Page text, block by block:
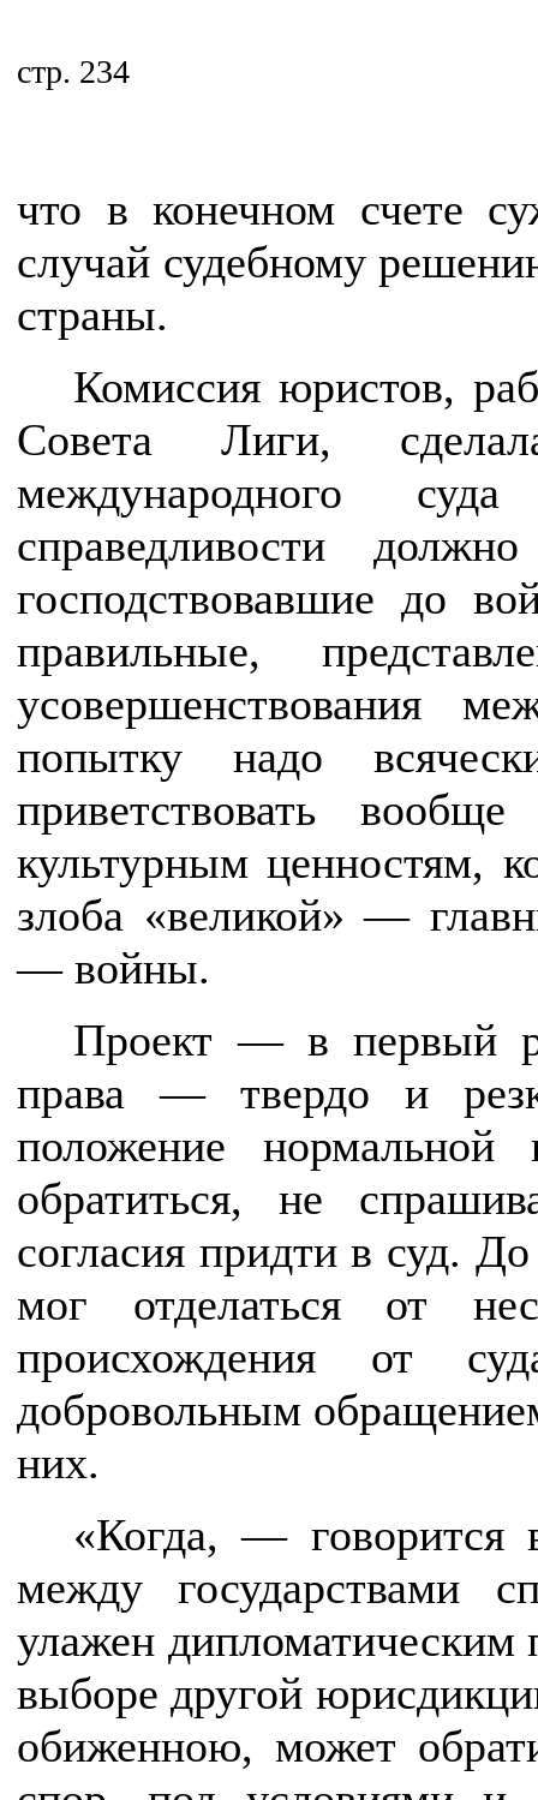
стр. 234
что в конечном счете
случай судебному
страны.
Комиссия юристов,
Совета Лиги,
международного
справедливости
господствовавшие до
правильные,
усовершенствования
попытку надо
приветствовать
культурным ценностям,
злоба «великой» —
— войны.
Проект — в первый
права — твердо и
положение
обратиться, не
согласия придти в суд.
мог отделаться от
происхождения от
добровольным
них.
«Когда, — говорится
между государствами
улажен дипломатическим
выборе другой
обиженною, может